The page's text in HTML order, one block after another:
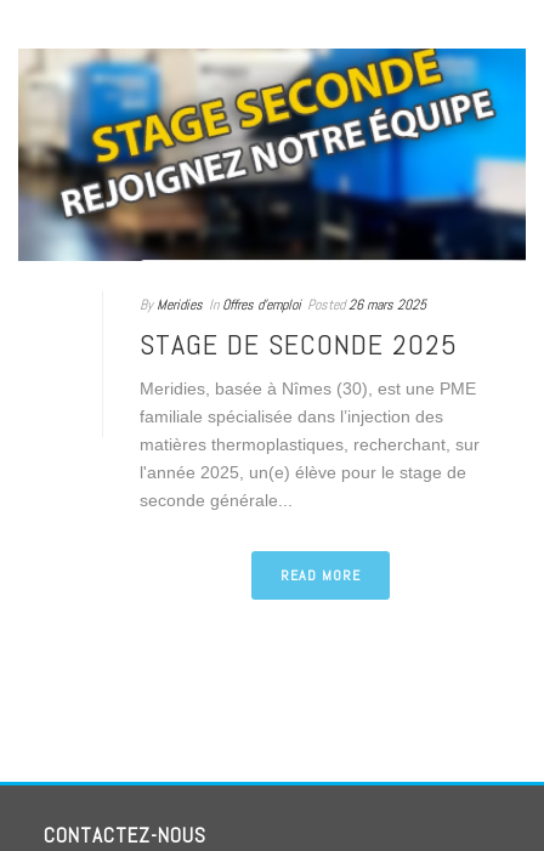
By Meridies In Offres d'emploi Posted26 mars 2025
STAGE DE SECONDE 2025
Meridies, basée à Nîmes (30), est une PME
familiale spécialisée dans l’injection des
matières thermoplastiques, recherchant, sur
l'année 2025, un(e) élève pour le stage de
seconde générale...
READ MORE
CONTACTEZ-NOUS